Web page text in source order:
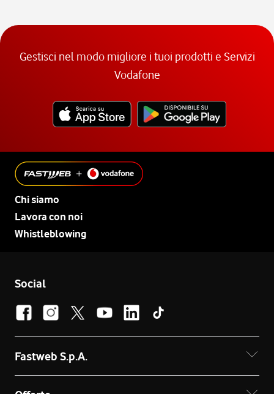
Gestisci nel modo migliore i tuoi prodotti e Servizi
Vodafone
Chi siamo
Lavora con noi
Whistleblowing
Social
Fastweb S.p.A.